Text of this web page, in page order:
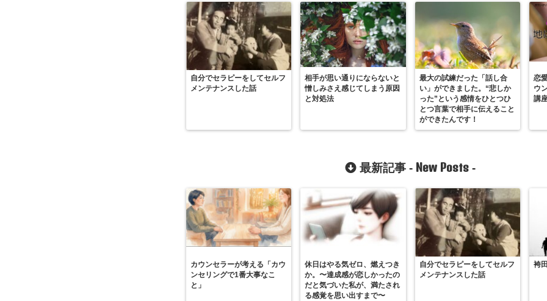
自分でセラピーをしてセルフ
メンテナンスした話
相手が思い通りにならないと
憎しみさえ感じてしまう原因
と対処法
最大の試練だった「話し合
い」ができました。“悲しか
った”という感情をひとつひ
とつ言葉で相手に伝えること
ができたんです！
恋
ウ
講
最新記事 - New Posts -
カウンセラーが考える「カウ
ンセリングで1番大事なこ
と」
休日はやる気ゼロ、燃えつき
か。〜達成感が恋しかったの
だと気づいた私が、満たされ
る感覚を思い出すまで〜
自分でセラピーをしてセルフ
メンテナンスした話
袴